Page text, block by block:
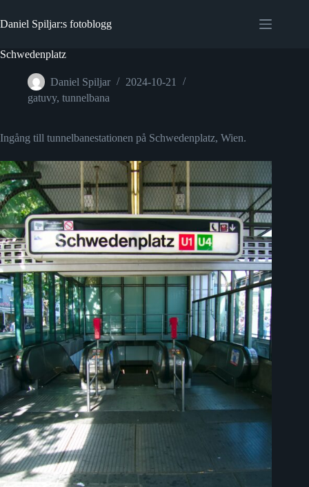
till
innehåll
Daniel Spiljar:s fotoblogg
Schwedenplatz
Daniel Spiljar
2024-10-21
gatuvy, tunnelbana
Ingång till tunnelbanestationen på Schwedenplatz, Wien.